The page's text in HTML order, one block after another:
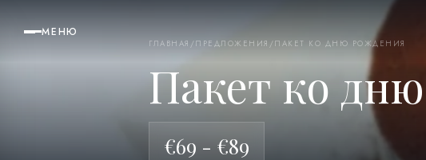
МЕНЮ
ГЛАВНАЯ /ПРЕДЛОЖЕНИЯ /ПАКЕТ КО ДНЮ РОЖДЕНИЯ
Пакет ко
€69 - €89